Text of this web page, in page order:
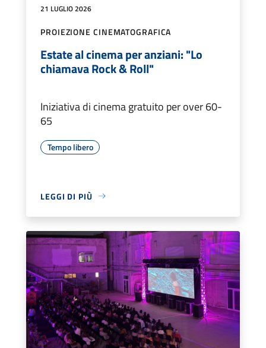
21 LUGLIO 2026
PROIEZIONE CINEMATOGRAFICA
Estate al cinema per anziani: "Lo
chiamava Rock & Roll"
Iniziativa di cinema gratuito per over 60-
65
Tempo libero
LEGGI DI PIÙ